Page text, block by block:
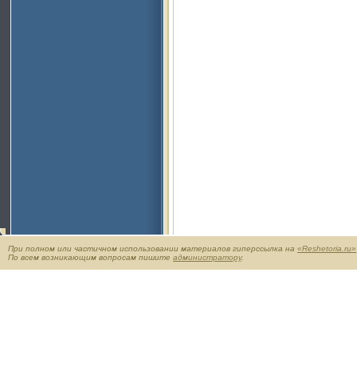
При полном или частичном использовании материалов гиперссылка на «Reshetoria.ru»
По всем возникающим вопросам пишите администратору.